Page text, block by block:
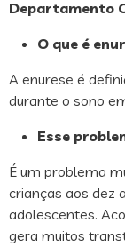
Departamento
O que é
A enurese é
durante o sono
Esse
É um problema
crianças aos dez
adolescentes.
gera muitos